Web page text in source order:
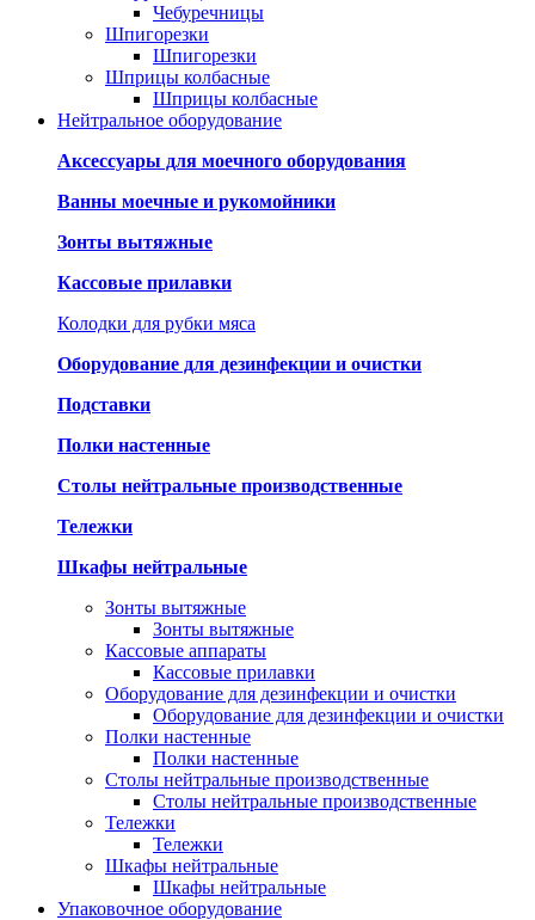
Чебуречницы
Шпигорезки
Шпигорезки
Шприцы колбасные
Шприцы колбасные
Нейтральное оборудование
Аксессуары для моечного оборудования
Ванны моечные и рукомойники
Зонты вытяжные
Кассовые прилавки
Колодки для рубки мяса
Оборудование для дезинфекции и очистки
Подставки
Полки настенные
Столы нейтральные производственные
Тележки
Шкафы нейтральные
Зонты вытяжные
Зонты вытяжные
Кассовые аппараты
Кассовые прилавки
Оборудование для дезинфекции и очистки
Оборудование для дезинфекции и очистки
Полки настенные
Полки настенные
Столы нейтральные производственные
Столы нейтральные производственные
Тележки
Тележки
Шкафы нейтральные
Шкафы нейтральные
Упаковочное оборудование